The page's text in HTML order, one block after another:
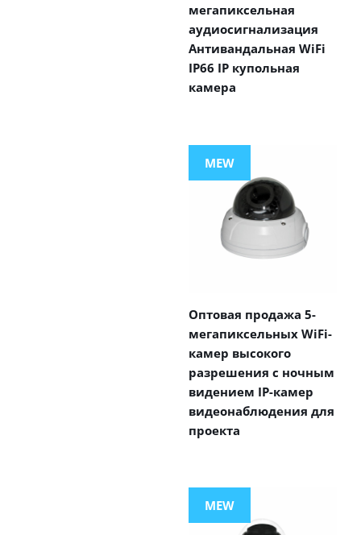
мегапиксельная
аудиосигнализация
Антивандальная WiFi
IP66 IP купольная
камера
MEW
Оптовая продажа 5-
мегапиксельных WiFi-
камер высокого
разрешения с ночным
видением IP-камер
видеонаблюдения для
проекта
MEW